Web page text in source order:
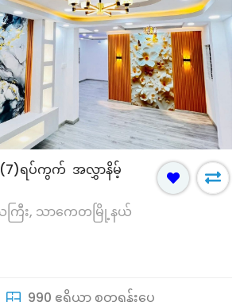
ရပ်ကွက် အလွှာနိမ့်
ကြီး, သာကေတမြို့နယ်
990 ဧရိယာ စတုရန်းပေ